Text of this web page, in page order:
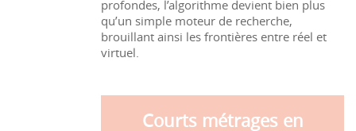
profondes, l’algorithme devient bien plus
qu’un simple moteur de recherche,
brouillant ainsi les frontières entre réel et
virtuel.
Courts métrages en